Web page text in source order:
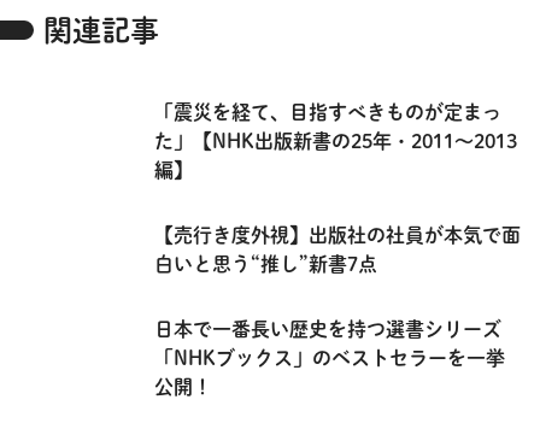
関連記事
「震災を経て、目指すべきものが定まっ
た」【NHK出版新書の25年・2011～2013
編】
【売行き度外視】出版社の社員が本気で面
白いと思う“推し”新書7点
日本で一番長い歴史を持つ選書シリーズ
「NHKブックス」のベストセラーを一挙
公開！